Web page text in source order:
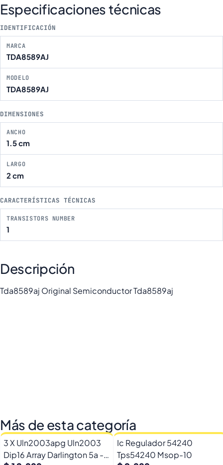
Especificaciones técnicas
IDENTIFICACIÓN
MARCA
TDA8589AJ
MODELO
TDA8589AJ
DIMENSIONES
ANCHO
1.5 cm
LARGO
2 cm
CARACTERÍSTICAS TÉCNICAS
TRANSISTORS NUMBER
1
Descripción
Tda8589aj Original Semiconductor Tda8589aj
Más de esta categoría
3 X Uln2003apg Uln2003
Dip16 Array Darlington 5a -
Ic Regulador 54240
Tps54240 Msop-10